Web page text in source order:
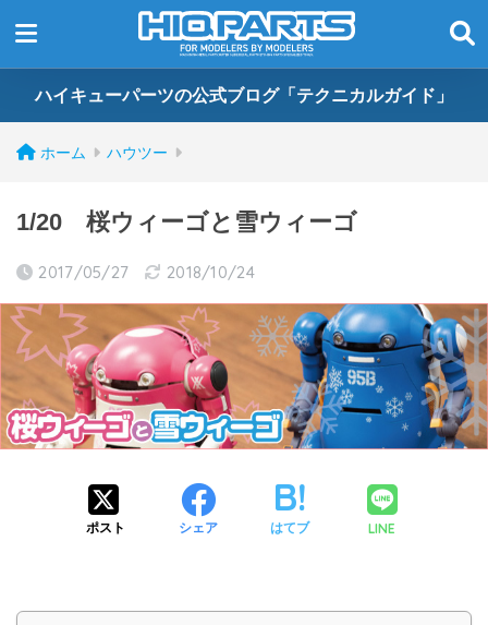
ハイキューパーツの公式ブログ「テクニカルガイド」
ホーム ハウツー
1/20 桜ウィーゴと雪ウィーゴ
2017/05/27 2018/10/24
ポスト シェア はてブ LINE